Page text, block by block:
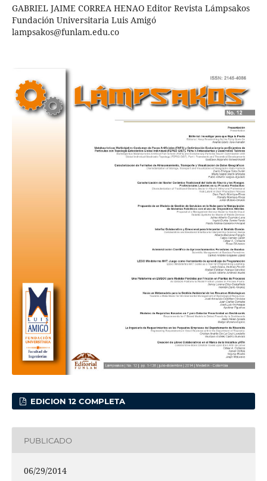
GABRIEL JAIME CORREA HENAO Editor Revista Lámpsakos
Fundación Universitaria Luis Amigó
lampsakos@funlam.edu.co
EDICION 12 COMPLETA
PUBLICADO
06/29/2014